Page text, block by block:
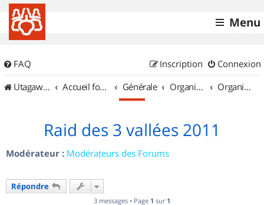
Menu
FAQ Connexion
Inscription
UtagawaVTT (Randos VTT et VTTAE avec traces GPS)
Accueil forum Générale Organisation de sorties & Recherche de partenaires Organisation de sorties en région Aquitaine
Raid des 3 vallées 2011
Modérateur : Modérateurs des Forums
Répondre
3 messages • Page 1 sur 1